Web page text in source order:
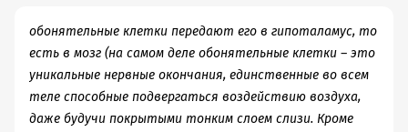
мышцы, жир, кости, соединительную ткань. Для
построения тела человека природе необходимы все
обонятельные клетки передают его в гипоталамус, то
есть в мозг (на самом деле обонятельные клетки – это
уникальные нервные окончания, единственные во всем
теле способные подвергаться воздействию воздуха,
даже будучи покрытыми тонким слоем слизи. Кроме